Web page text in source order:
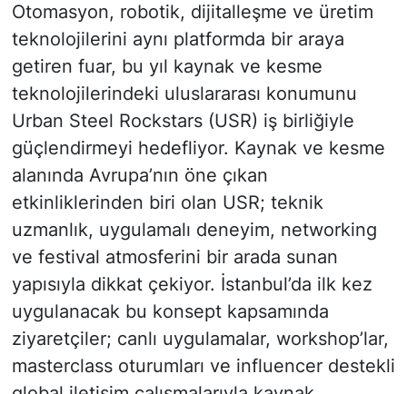
Otomasyon, robotik, dijitalleşme ve üretim
teknolojilerini aynı platformda bir araya
getiren fuar, bu yıl kaynak ve kesme
teknolojilerindeki uluslararası konumunu
Urban Steel Rockstars (USR) iş birliğiyle
güçlendirmeyi hedefliyor. Kaynak ve kesme
alanında Avrupa’nın öne çıkan
etkinliklerinden biri olan USR; teknik
uzmanlık, uygulamalı deneyim, networking
ve festival atmosferini bir arada sunan
yapısıyla dikkat çekiyor. İstanbul’da ilk kez
uygulanacak bu konsept kapsamında
ziyaretçiler; canlı uygulamalar, workshop’lar,
masterclass oturumları ve influencer destekli